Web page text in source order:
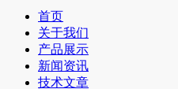
首页
关于我们
产品展示
新闻资讯
技术文章